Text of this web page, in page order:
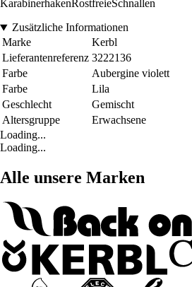
KarabinerhakenRostfreieSchnallen
Zusätzliche Informationen
Marke
Kerbl
Lieferantenreferenz 3222136
Farbe
Aubergine violett
Farbe
Lila
Geschlecht
Gemischt
Altersgruppe
Erwachsene
Loading...
Loading...
Alle unsere Marken